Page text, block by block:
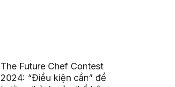
The Future Chef Contest
2024: “Điều kiện cần” để